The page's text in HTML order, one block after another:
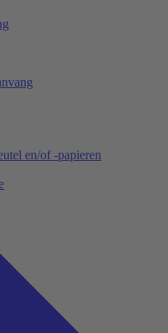
en/of -papieren